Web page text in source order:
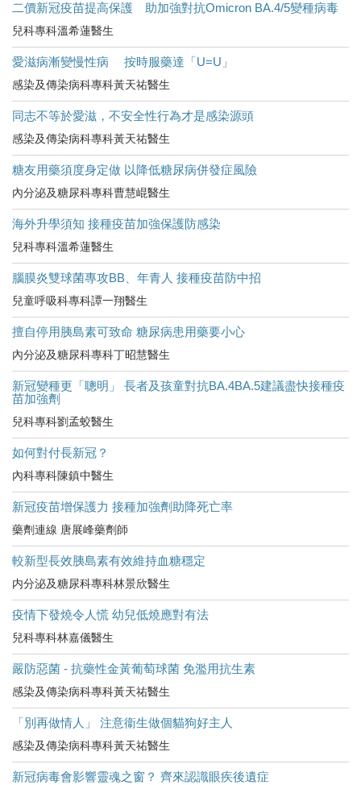
二價新冠疫苗提高保護 助加強對抗Omicron BA.4/5變種病毒
兒科專科溫希蓮醫生
愛滋病漸變慢性病 按時服藥達「U=U」
感染及傳染病科專科黃天祐醫生
同志不等於愛滋，不安全性行為才是感染源頭
感染及傳染病科專科黃天祐醫生
糖友用藥須度身定做 以降低糖尿病併發症風險
內分泌及糖尿科專科曹慧崐醫生
海外升學須知 接種疫苗加強保護防感染
兒科專科溫希蓮醫生
腦膜炎雙球菌專攻BB、年青人 接種疫苗防中招
兒童呼吸科專科譚一翔醫生
擅自停用胰島素可致命 糖尿病患用藥要小心
內分泌及糖尿科專科丁昭慧醫生
新冠變種更「聰明」 長者及孩童對抗BA.4BA.5建議盡快接種疫
苗加強劑
兒科專科劉孟蛟醫生
如何對付長新冠？
內科專科陳鎮中醫生
新冠疫苗增保護力 接種加強劑助降死亡率
藥劑連線 唐展峰藥劑師
較新型長效胰島素有效維持血糖穩定
内分泌及糖尿科專科林景欣醫生
疫情下發燒令人慌 幼兒低燒應對有法
兒科專科林嘉儀醫生
嚴防惡菌 - 抗藥性金黃葡萄球菌 免濫用抗生素
感染及傳染病科專科黃天祐醫生
「別再做情人」 注意衞生做個貓狗好主人
感染及傳染病科專科黃天祐醫生
新冠病毒會影響靈魂之窗？ 齊來認識眼疾後遺症